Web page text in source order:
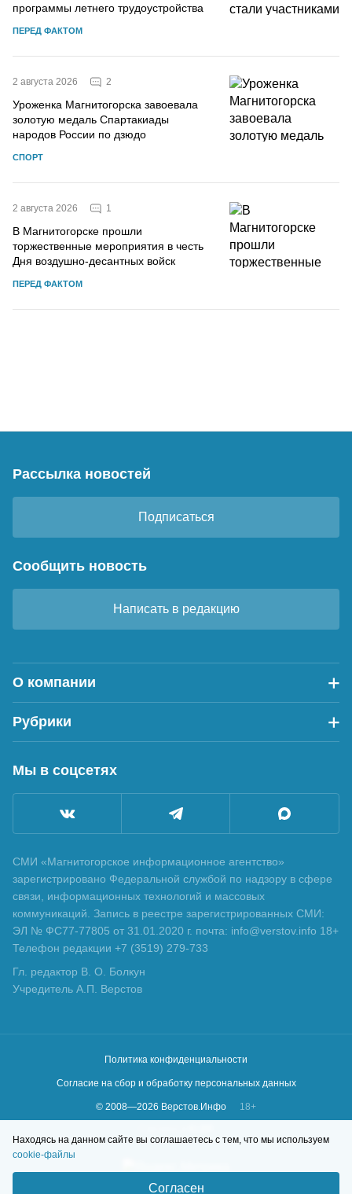
программы летнего трудоустройства
ПЕРЕД ФАКТОМ
2 августа 2026 2
Уроженка Магнитогорска завоевала
золотую медаль Спартакиады
народов России по дзюдо
СПОРТ
2 августа 2026 1
В Магнитогорске прошли
торжественные мероприятия в честь
Дня воздушно-десантных войск
ПЕРЕД ФАКТОМ
Рассылка новостей
Подписаться
Сообщить новость
Написать в редакцию
О компании
Рубрики
Мы в соцсетях
СМИ «Магнитогорское информационное агентство»
зарегистрировано Федеральной службой по надзору в сфере
связи, информационных технологий и массовых
коммуникаций. Запись в реестре зарегистрированных СМИ:
ЭЛ № ФС77-77805 от 31.01.2020 г. почта: info@verstov.info 18+
Телефон редакции +7 (3519) 279-733
Гл. редактор В. О. Болкун
Учредитель А.П. Верстов
Политика конфиденциальности
Согласие на сбор и обработку персональных данных
© 2008—2026 Верстов.Инфо
18+
Находясь на данном сайте вы соглашаетесь с тем, что мы используем
cookie-файлы
Согласен